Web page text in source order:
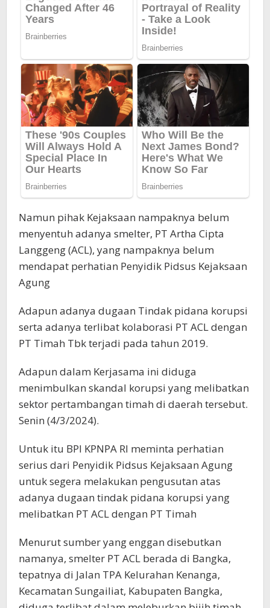
Namun pihak Kejaksaan nampaknya belum
menyentuh adanya smelter, PT Artha Cipta
Langgeng (ACL), yang nampaknya belum
mendapat perhatian Penyidik Pidsus Kejaksaan
Agung
Adapun adanya dugaan Tindak pidana korupsi
serta adanya terlibat kolaborasi PT ACL dengan
PT Timah Tbk terjadi pada tahun 2019.
Adapun dalam Kerjasama ini diduga
menimbulkan skandal korupsi yang melibatkan
sektor pertambangan timah di daerah tersebut.
Senin (4/3/2024).
Untuk itu BPI KPNPA RI meminta perhatian
serius dari Penyidik Pidsus Kejaksaan Agung
untuk segera melakukan pengusutan atas
adanya dugaan tindak pidana korupsi yang
melibatkan PT ACL dengan PT Timah
Menurut sumber yang enggan disebutkan
namanya, smelter PT ACL berada di Bangka,
tepatnya di Jalan TPA Kelurahan Kenanga,
Kecamatan Sungailiat, Kabupaten Bangka,